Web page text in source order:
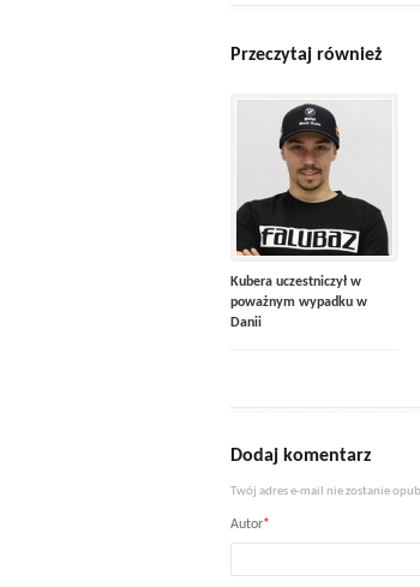
Przeczytaj również
Kubera uczestniczył w
poważnym wypadku w
Danii
Dodaj komentarz
Twój adres e-mail nie zostanie
Autor*